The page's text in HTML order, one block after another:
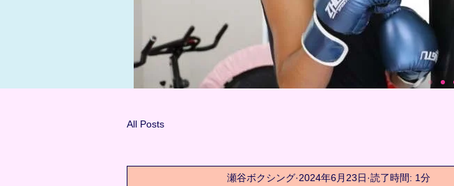
All Posts
瀬谷ボクシング 2024年6月23日 読了時間: 1分